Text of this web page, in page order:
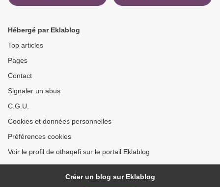
PAPEL CHM FB2 iBook
EN ASMA de CAROLINA
Hébergé par Eklablog
Top articles
Pages
Contact
Signaler un abus
C.G.U.
Cookies et données personnelles
Préférences cookies
Voir le profil de othaqefi sur le portail Eklablog
Créer un blog sur Eklablog